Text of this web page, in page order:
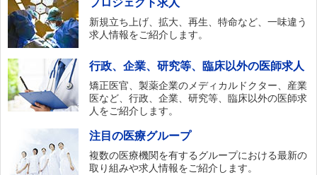
新規立ち上げ、拡大、再生、特命など、一味違う
求人情報をご紹介します。
行政、企業、研究等、臨床以外の医師求人
矯正医官、製薬企業のメディカルドクター、産業
医など、行政、企業、研究等、臨床以外の医師求
人をご紹介します。
注目の医療グループ
複数の医療機関を有するグループにおける最新の
取り組みや求人情報をご紹介します。